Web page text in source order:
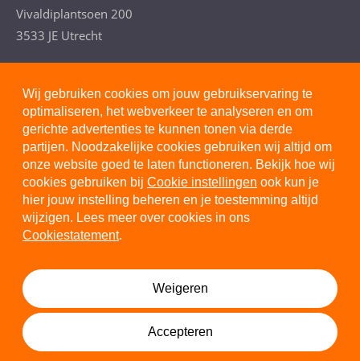
Deel dit artikel
Vivaldiplantsoen 200
3533 JE Utrecht
(Arbeidsdeskundig advies)
© 2026 Margolin
Privacystatement
Cookiestatement
Disclaimer
Cookie instellingen
Wij gebruiken cookies om jouw gebruikservaring te
optimaliseren, het webverkeer te analyseren en om
gerichte advertenties te kunnen tonen via derde
partijen. Noodzakelijke cookies gebruiken wij altijd om
onze website goed te laten functioneren. Bekijk hoe wij
cookies gebruiken bij Cookie instellingen ook kun je
hier jouw instelling beheren en je toestemming altijd
wijzigen. Lees meer over cookies in ons
Cookiestatement.
Weigeren
Accepteren